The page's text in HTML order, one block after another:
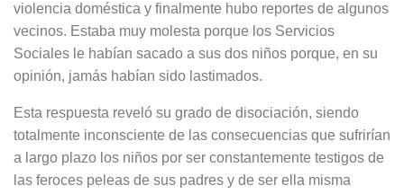
violencia doméstica y finalmente hubo reportes de algunos
vecinos. Estaba muy molesta porque los Servicios
Sociales le habían sacado a sus dos niños porque, en su
opinión, jamás habían sido lastimados.
Esta respuesta reveló su grado de disociación, siendo
totalmente inconsciente de las consecuencias que sufrirían
a largo plazo los niños por ser constantemente testigos de
las feroces peleas de sus padres y de ser ella misma